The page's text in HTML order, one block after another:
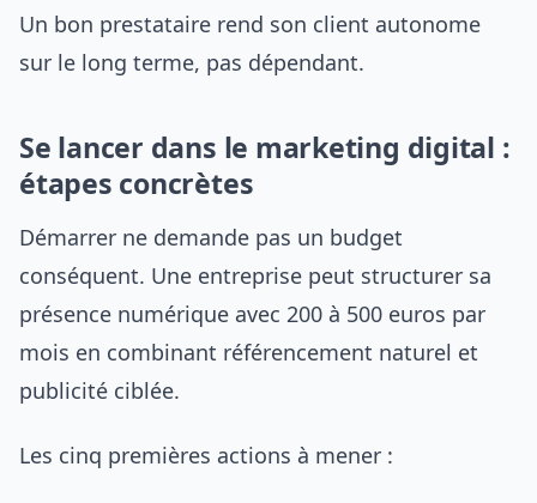
Un bon prestataire rend son client autonome
sur le long terme, pas dépendant.
Se lancer dans le marketing digital :
étapes concrètes
Démarrer ne demande pas un budget
conséquent. Une entreprise peut structurer sa
présence numérique avec 200 à 500 euros par
mois en combinant référencement naturel et
publicité ciblée.
Les cinq premières actions à mener :